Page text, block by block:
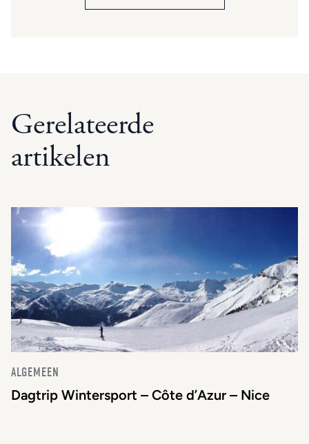
Gerelateerde
artikelen
ALGEMEEN
Dagtrip Wintersport – Côte d’Azur – Nice